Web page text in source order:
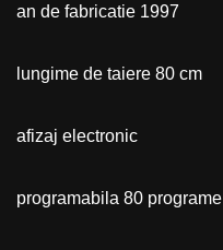
an de fabricatie 1997
lungime de taiere 80 cm
afizaj electronic
programabila 80 programe